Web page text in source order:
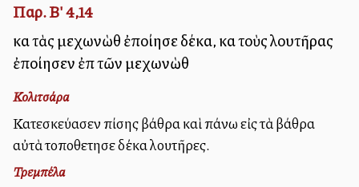
Παρ. Β' 4,14
καὶ τὰς μεχωνὼθ ἐποίησε δέκα, καὶ τοὺς λουτῆρας
ἐποίησεν ἐπὶ τῶν μεχωνὼθ
Κολιτσάρα
Κατεσκεύασεν ἐπίσης βάθρα καὶ ἐπάνω εἰς τὰ βάθρα
αὐτὰ ἐτοποθετησε δέκα λουτῆρες.
Τρεμπέλα